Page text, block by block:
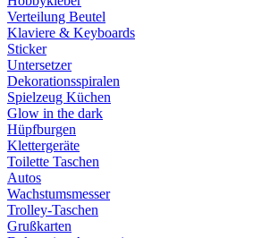
Verteilung Beutel
Klaviere & Keyboards
Sticker
Untersetzer
Dekorationsspiralen
Spielzeug Küchen
Glow in the dark
Hüpfburgen
Klettergeräte
Toilette Taschen
Autos
Wachstumsmesser
Trolley-Taschen
Grußkarten